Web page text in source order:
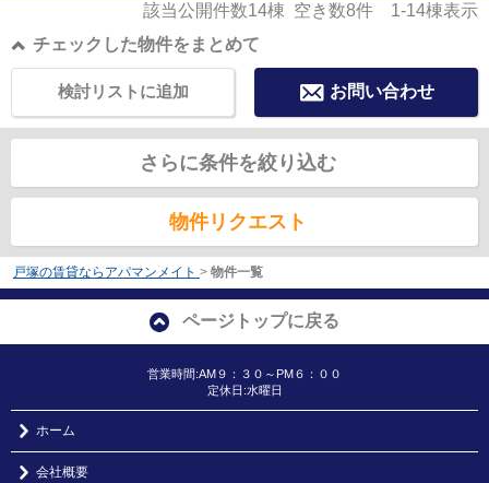
該当公開件数14棟 空き数8件 1-14棟表示
チェックした物件をまとめて
お問い合わせ
検討リストに追加
さらに条件を絞り込む
物件リクエスト
戸塚の賃貸ならアパマンメイト > 物件一覧
ページトップに戻る
営業時間:AM９：３０～PM６：００
定休日:水曜日
ホーム
会社概要